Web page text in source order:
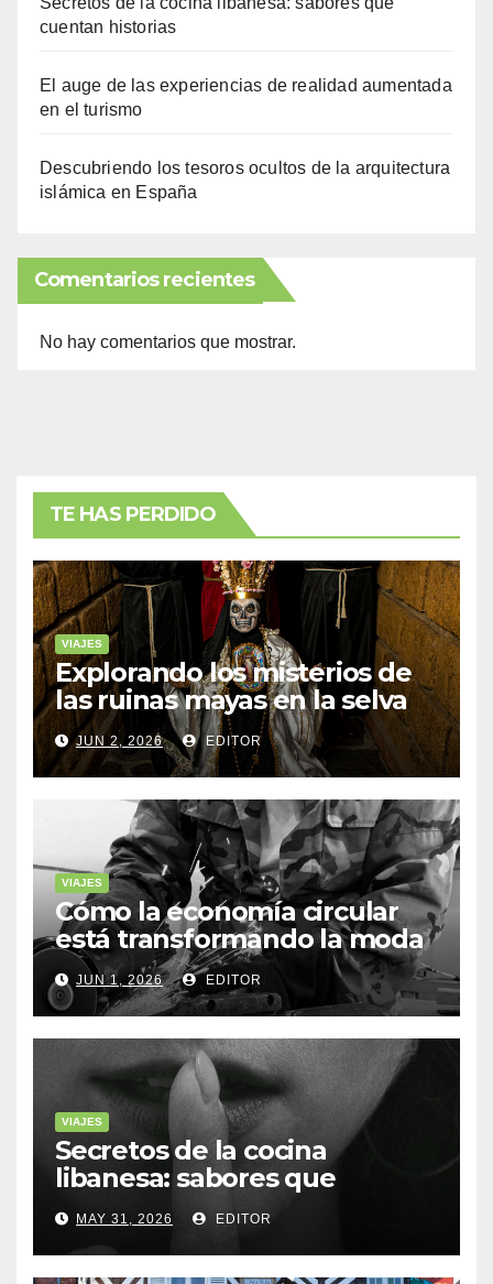
cuentan historias
El auge de las experiencias de realidad aumentada
en el turismo
Descubriendo los tesoros ocultos de la arquitectura
islámica en España
Comentarios recientes
No hay comentarios que mostrar.
TE HAS PERDIDO
VIAJES
Explorando los misterios de
las ruinas mayas en la selva
de Yucatán
JUN 2, 2026 EDITOR
VIAJES
Cómo la economía circular
está transformando la moda
sostenible
JUN 1, 2026 EDITOR
VIAJES
Secretos de la cocina
libanesa: sabores que
cuentan historias
MAY 31, 2026 EDITOR